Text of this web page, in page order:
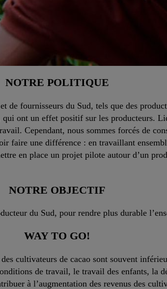
NOTRE POLITIQUE
fournisseurs du Sud, tels que des
ont un effet positif sur les producteurs.
Cependant, nous sommes forcés de
faire une différence : en travaillant
en place un projet pilote autour d’un
NOTRE OBJECTIF
du Sud, pour rendre plus durable
WAY TO GO!
cultivateurs de cacao sont souvent
de travail, le travail des enfants, la
à l’augmentation des revenus des